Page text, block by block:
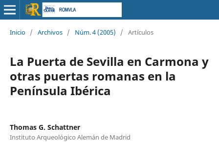
Inicio / Archivos / Núm. 4 (2005) / Artículos
La Puerta de Sevilla en Carmona y
otras puertas romanas en la
Península Ibérica
Thomas G. Schattner
Instituto Arqueológico Alemán de Madrid